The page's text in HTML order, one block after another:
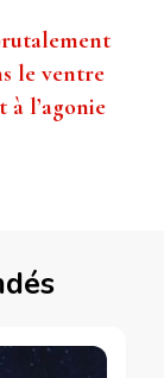
le ventre
à l’agonie